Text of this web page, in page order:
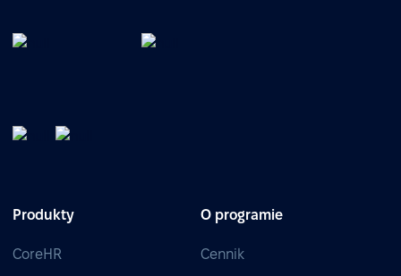
Produkty
CoreHR
O programie
Cennik